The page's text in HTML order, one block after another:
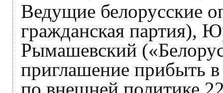
Ведущие белорусские
гражданская партия),
Рымашевский
приглашение прибыть